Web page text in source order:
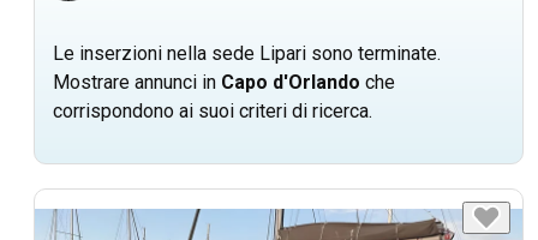
Le inserzioni nella sede Lipari sono terminate.
Mostrare annunci in Capo d'Orlando che
corrispondono ai suoi criteri di ricerca.